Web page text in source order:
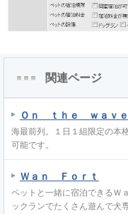
関連ページ
Ｏｎ ｔｈｅ ｗａｖ
海最前列。１日１組限定の本
可能です。
Ｗａｎ Ｆｏｒｔ
ペットと一緒に宿泊できるＷ
ックランでたくさん遊んで犬